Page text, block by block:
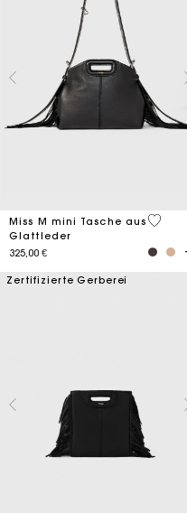
Miss M mini Tasche aus
Glattleder
325,00 €
5 out
Zertifizierte Gerberei